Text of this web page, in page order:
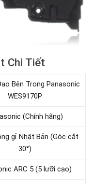
Chi Tiết
Bên Trong Panasonic
WES9170P
(Chính hãng)
gỉ Nhật Bản (Góc cắt
30°)
ARC 5 (5 lưỡi cạo)